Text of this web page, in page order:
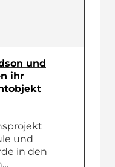
und
ihr
und
in den